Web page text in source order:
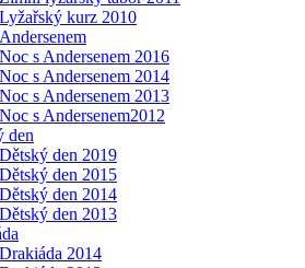
Lyžařský kurz 2010
Noc s Andersenem 2016
Noc s Andersenem 2014
Noc s Andersenem 2013
Noc s Andersenem2012
den
Dětský den 2019
Dětský den 2015
Dětský den 2014
Dětský den 2013
Drakiáda 2014